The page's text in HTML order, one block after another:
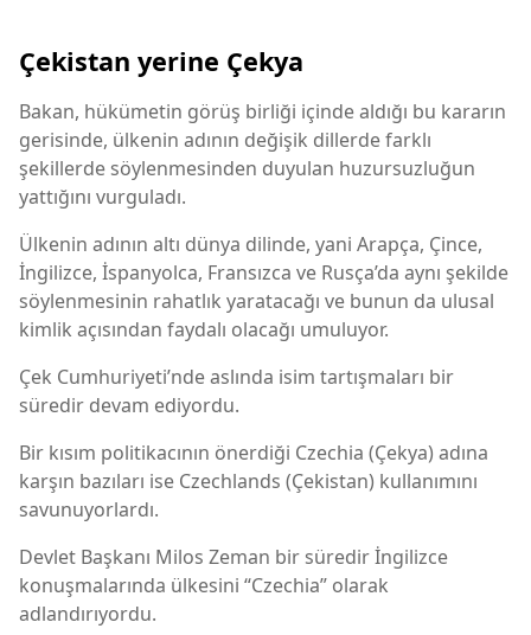
Çekistan yerine Çekya
Bakan, hükümetin görüş birliği içinde aldığı bu kararın
gerisinde, ülkenin adının değişik dillerde farklı
şekillerde söylenmesinden duyulan huzursuzluğun
yattığını vurguladı.
Ülkenin adının altı dünya dilinde, yani Arapça, Çince,
İngilizce, İspanyolca, Fransızca ve Rusça’da aynı şekilde
söylenmesinin rahatlık yaratacağı ve bunun da ulusal
kimlik açısından faydalı olacağı umuluyor.
Çek Cumhuriyeti’nde aslında isim tartışmaları bir
süredir devam ediyordu.
Bir kısım politikacının önerdiği Czechia (Çekya) adına
karşın bazıları ise Czechlands (Çekistan) kullanımını
savunuyorlardı.
Devlet Başkanı Milos Zeman bir süredir İngilizce
konuşmalarında ülkesini “Czechia” olarak
adlandırıyordu.